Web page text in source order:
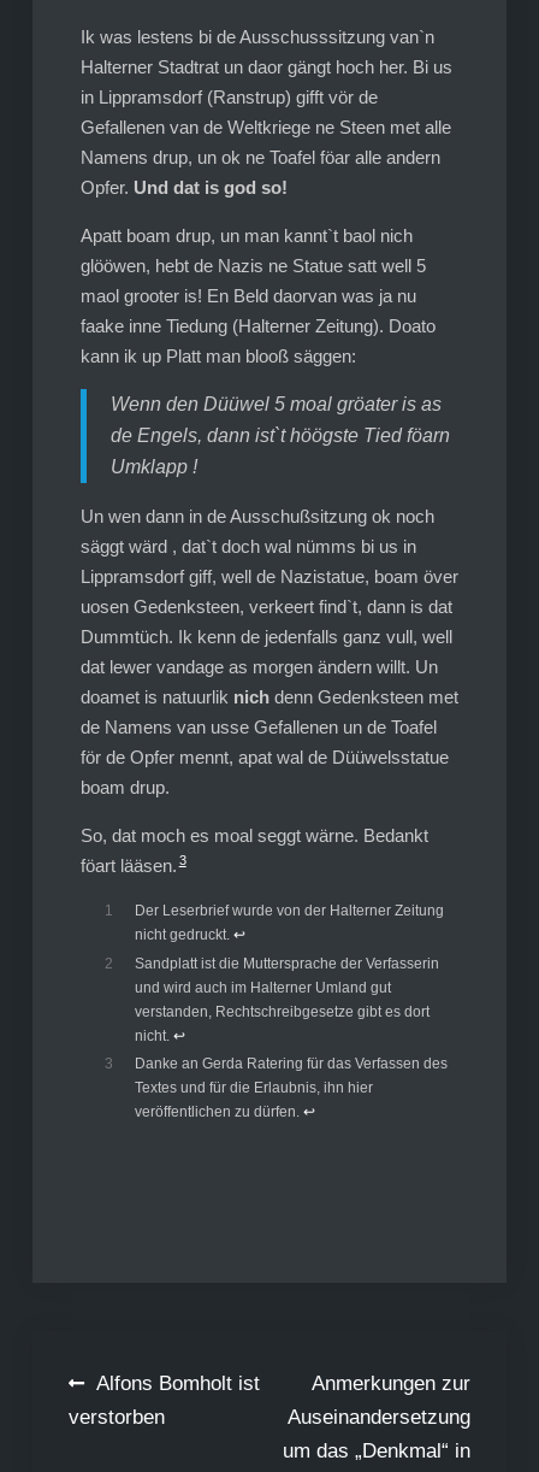
Ik was lestens bi de Ausschusssitzung van`n
Halterner Stadtrat un daor gängt hoch her. Bi us
in Lippramsdorf (Ranstrup) gifft vör de
Gefallenen van de Weltkriege ne Steen met alle
Namens drup, un ok ne Toafel föar alle andern
Opfer. Und dat is god so!
Apatt boam drup, un man kannt`t baol nich
glööwen, hebt de Nazis ne Statue satt well 5
maol grooter is! En Beld daorvan was ja nu
faake inne Tiedung (Halterner Zeitung). Doato
kann ik up Platt man blooß säggen:
Wenn den Düüwel 5 moal gröater is as
de Engels, dann ist`t höögste Tied föarn
Umklapp !
Un wen dann in de Ausschußsitzung ok noch
säggt wärd , dat`t doch wal nümms bi us in
Lippramsdorf giff, well de Nazistatue, boam över
uosen Gedenksteen, verkeert find`t, dann is dat
Dummtüch. Ik kenn de jedenfalls ganz vull, well
dat lewer vandage as morgen ändern willt. Un
doamet is natuurlik nichdenn Gedenksteen met
de Namens van usse Gefallenen un de Toafel
för de Opfer mennt, apat wal de Düüwelsstatue
boam drup.
So, dat moch es moal seggt wärne. Bedankt
föart lääsen. 3
1
Der Leserbrief wurde von der Halterner Zeitung
nicht gedruckt. ↩︎
2
Sandplatt ist die Muttersprache der Verfasserin
und wird auch im Halterner Umland gut
verstanden, Rechtschreibgesetze gibt es dort
nicht. ↩︎
3
Danke an Gerda Ratering für das Verfassen des
Textes und für die Erlaubnis, ihn hier
veröffentlichen zu dürfen. ↩︎
Beitragsnavigation
Alfons Bomholt ist
verstorben
Anmerkungen zur
Auseinandersetzung
um das „Denkmal“ in